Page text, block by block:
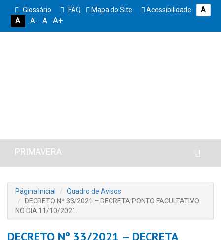
Glossário FAQ Mapa do Site Acessibilidade
A
A
A- A A+
PRIMAVERA
Página Inicial
Quadro de Avisos
DECRETO Nº 33/2021 – DECRETA PONTO FACULTATIVO
NO DIA 11/10/2021.
DECRETO Nº 33/2021 – DECRETA